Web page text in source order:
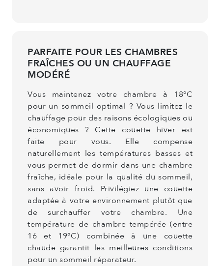
PARFAITE POUR LES CHAMBRES
FRAÎCHES OU UN CHAUFFAGE
MODÉRÉ
Vous maintenez votre chambre à 18°C
pour un sommeil optimal ? Vous limitez le
chauffage pour des raisons écologiques ou
économiques ? Cette couette hiver est
faite pour vous. Elle compense
naturellement les températures basses et
vous permet de dormir dans une chambre
fraîche, idéale pour la qualité du sommeil,
sans avoir froid. Privilégiez une couette
adaptée à votre environnement plutôt que
de surchauffer votre chambre. Une
température de chambre tempérée (entre
16 et 19°C) combinée à une couette
chaude garantit les meilleures conditions
pour un sommeil réparateur.